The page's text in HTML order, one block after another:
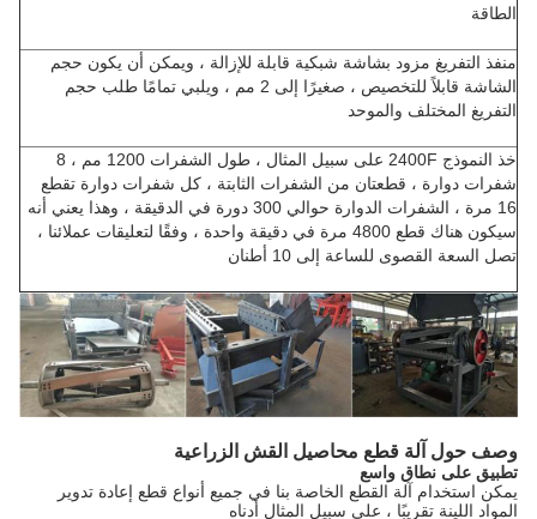
الطاقة
منفذ التفريغ مزود بشاشة شبكية قابلة للإزالة ، ويمكن أن يكون حجم
الشاشة قابلاً للتخصيص ، صغيرًا إلى 2 مم ، ويلبي تمامًا طلب حجم
التفريغ المختلف والموحد
خذ النموذج 2400F على سبيل المثال ، طول الشفرات 1200 مم ، 8
شفرات دوارة ، قطعتان من الشفرات الثابتة ، كل شفرات دوارة تقطع
16 مرة ، الشفرات الدوارة حوالي 300 دورة في الدقيقة ، وهذا يعني أنه
سيكون هناك قطع 4800 مرة في دقيقة واحدة ، وفقًا لتعليقات عملائنا ،
تصل السعة القصوى للساعة إلى 10 أطنان
وصف حول آلة قطع محاصيل القش الزراعية
تطبيق على نطاق واسع
يمكن استخدام آلة القطع الخاصة بنا في جميع أنواع قطع إعادة تدوير
المواد اللينة تقريبًا ، على سبيل المثال أدناه